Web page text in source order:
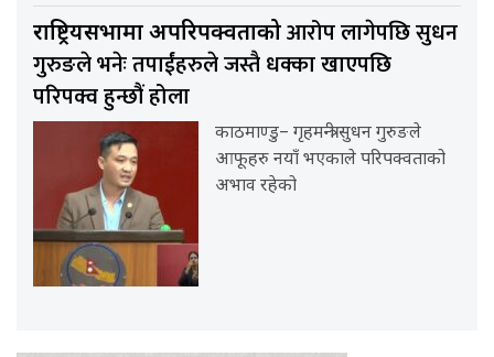
राष्ट्रियसभामा अपरिपक्वताकोआरोप लागेपछि सुधन
गुरुङले भनेः तपाईंहरुले जस्तै धक्का खाएपछि
परिपक्व हुन्छौं होला
काठमाण्डु– गृहमन्त्री सुधन गुरुङले
आफूहरु नयाँ भएकाले परिपक्वताको
अभाव रहेको